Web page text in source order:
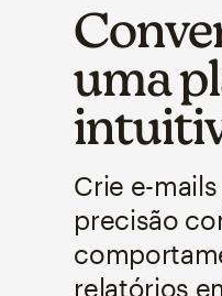
uma
Crie e-
precisão
relatórios